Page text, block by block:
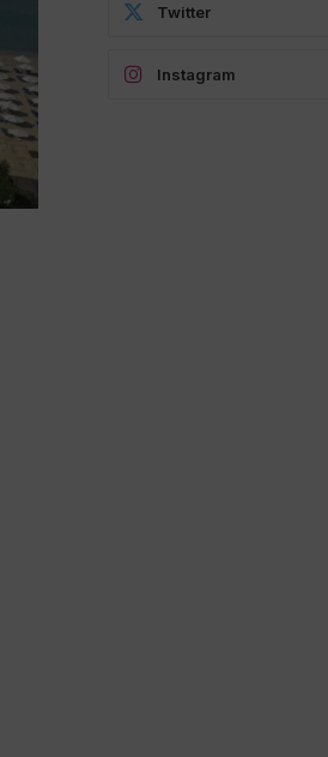
Twitter
Instagram